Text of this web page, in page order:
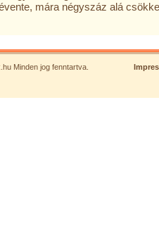
mára négyszáz alá
Minden jog fenntartva.